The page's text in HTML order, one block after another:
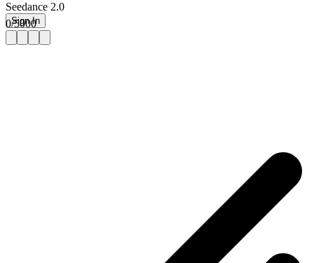
Seedance 2.0
Sign In
0/5000